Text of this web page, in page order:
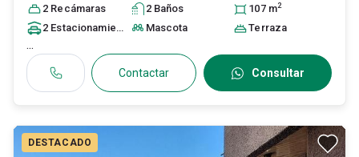
2 Recámaras 2 Baños 107 m2
2 Estacionamiento s Mascota Terraza
...
Contactar Consultar
DESTACADO